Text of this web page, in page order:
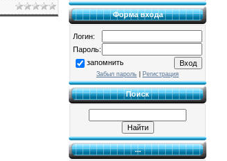
Форма входа
Логин:
Пароль:
запомнить
Забыл пароль Регистрация
Поиск
...